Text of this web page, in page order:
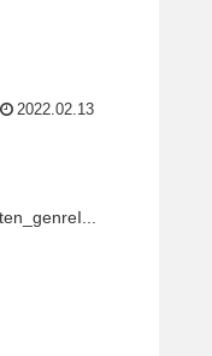
2022.02.13